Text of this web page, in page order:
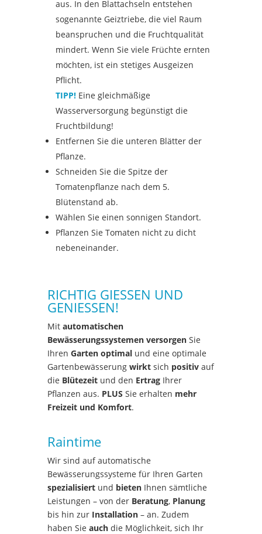
aus. In den Blattachseln entstehen
sogenannte Geiztriebe, die viel Raum
beanspruchen und die Fruchtqualität
mindert. Wenn Sie viele Früchte ernten
möchten, ist ein stetiges Ausgeizen
Pflicht.
TIPP!Eine gleichmäßige
Wasserversorgung begünstigt die
Fruchtbildung!
Entfernen Sie die unteren Blätter der
Pflanze.
Schneiden Sie die Spitze der
Tomatenpflanze nach dem 5.
Blütenstand ab.
Wählen Sie einen sonnigen Standort.
Pflanzen Sie Tomaten nicht zu dicht
nebeneinander.
RICHTIG GIESSEN UND
GENIESSEN!
Mit automatischen
Bewässerungssystemen versorgenSie
Ihren Garten optimalund eine optimale
Gartenbewässerung wirktsich positivauf
die Blütezeitund den ErtragIhrer
Pflanzen aus. PLUS Sie erhalten mehr
Freizeit und Komfort.
Raintime
Wir sind auf automatische
Bewässerungssysteme für Ihren Garten
spezialisiertund bietenIhnen sämtliche
Leistungen – von derBeratung, Planung
bis hin zur Installation– an. Zudem
haben Sie auchdie Möglichkeit, sich Ihr